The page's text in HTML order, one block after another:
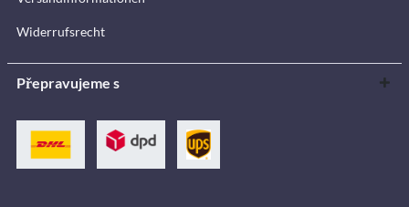
Widerrufsrecht
Přepravujeme s